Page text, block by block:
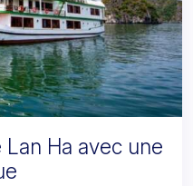
Ha avec une